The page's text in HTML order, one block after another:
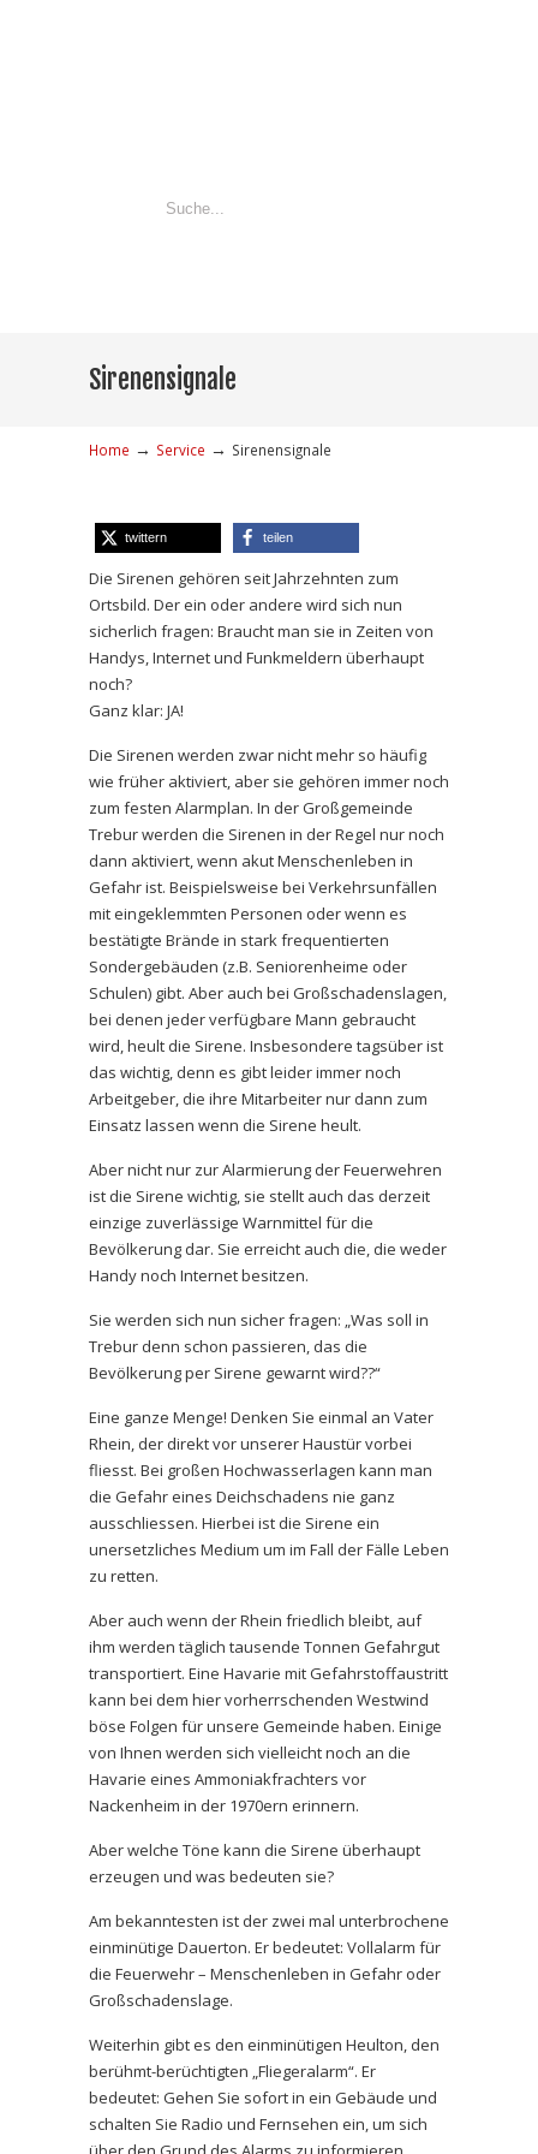
Sirenensignale
Home → Service → Sirenensignale
twittern teilen
Die Sirenen gehören seit Jahrzehnten zum
Ortsbild. Der ein oder andere wird sich nun
sicherlich fragen: Braucht man sie in Zeiten von
Handys, Internet und Funkmeldern überhaupt
noch?
Ganz klar: JA!
Die Sirenen werden zwar nicht mehr so häufig
wie früher aktiviert, aber sie gehören immer noch
zum festen Alarmplan. In der Großgemeinde
Trebur werden die Sirenen in der Regel nur noch
dann aktiviert, wenn akut Menschenleben in
Gefahr ist. Beispielsweise bei Verkehrsunfällen
mit eingeklemmten Personen oder wenn es
bestätigte Brände in stark frequentierten
Sondergebäuden (z.B. Seniorenheime oder
Schulen) gibt. Aber auch bei Großschadenslagen,
bei denen jeder verfügbare Mann gebraucht
wird, heult die Sirene. Insbesondere tagsüber ist
das wichtig, denn es gibt leider immer noch
Arbeitgeber, die ihre Mitarbeiter nur dann zum
Einsatz lassen wenn die Sirene heult.
Aber nicht nur zur Alarmierung der Feuerwehren
ist die Sirene wichtig, sie stellt auch das derzeit
einzige zuverlässige Warnmittel für die
Bevölkerung dar. Sie erreicht auch die, die weder
Handy noch Internet besitzen.
Sie werden sich nun sicher fragen: „Was soll in
Trebur denn schon passieren, das die
Bevölkerung per Sirene gewarnt wird??“
Eine ganze Menge! Denken Sie einmal an Vater
Rhein, der direkt vor unserer Haustür vorbei
fliesst. Bei großen Hochwasserlagen kann man
die Gefahr eines Deichschadens nie ganz
ausschliessen. Hierbei ist die Sirene ein
unersetzliches Medium um im Fall der Fälle Leben
zu retten.
Aber auch wenn der Rhein friedlich bleibt, auf
ihm werden täglich tausende Tonnen Gefahrgut
transportiert. Eine Havarie mit Gefahrstoffaustritt
kann bei dem hier vorherrschenden Westwind
böse Folgen für unsere Gemeinde haben. Einige
von Ihnen werden sich vielleicht noch an die
Havarie eines Ammoniakfrachters vor
Nackenheim in der 1970ern erinnern.
Aber welche Töne kann die Sirene überhaupt
erzeugen und was bedeuten sie?
Am bekanntesten ist der zwei mal unterbrochene
einminütige Dauerton. Er bedeutet: Vollalarm für
die Feuerwehr – Menschenleben in Gefahr oder
Großschadenslage.
Weiterhin gibt es den einminütigen Heulton, den
berühmt-berüchtigten „Fliegeralarm“. Er
bedeutet: Gehen Sie sofort in ein Gebäude und
schalten Sie Radio und Fernsehen ein, um sich